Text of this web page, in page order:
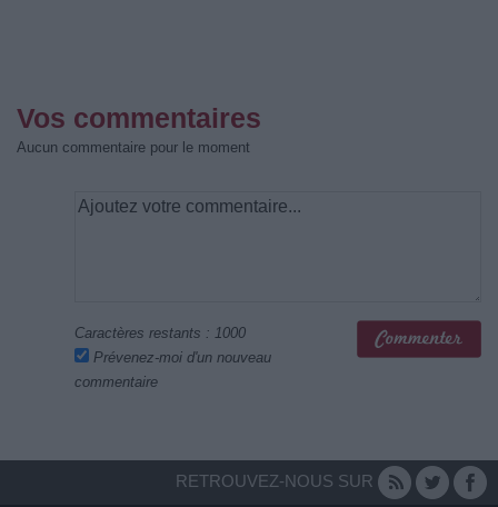
Vos commentaires
Aucun commentaire pour le moment
Caractères restants : 1000
Prévenez-moi d'un nouveau
commentaire
RETROUVEZ-NOUS SUR